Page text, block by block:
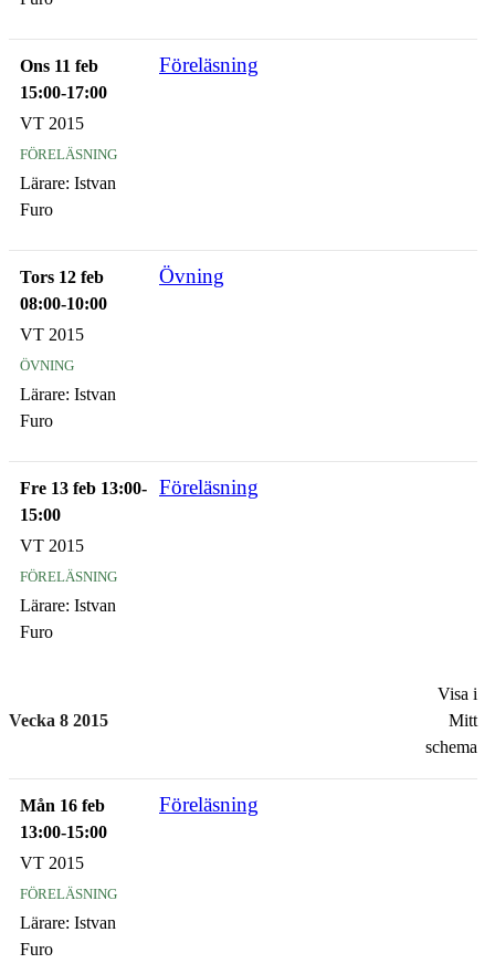
Ons 11 feb
15:00-17:00
Föreläsning
VT 2015
föreläsning
Lärare: Istvan
Furo
Tors 12 feb
08:00-10:00
Övning
VT 2015
övning
Lärare: Istvan
Furo
Fre 13 feb 13:00-
15:00
Föreläsning
VT 2015
föreläsning
Lärare: Istvan
Furo
Vecka 8 2015
Visa i
Mitt
schema
Mån 16 feb
13:00-15:00
Föreläsning
VT 2015
föreläsning
Lärare: Istvan
Furo